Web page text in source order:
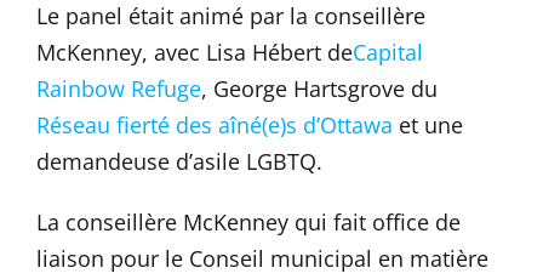
Le panel était animé par la conseillère
McKenney, avec Lisa Hébert deCapital
Rainbow Refuge, George Hartsgrove du
Réseau fierté des aîné(e)s d’Ottawa et une
demandeuse d’asile LGBTQ.
La conseillère McKenney qui fait office de
liaison pour le Conseil municipal en matière